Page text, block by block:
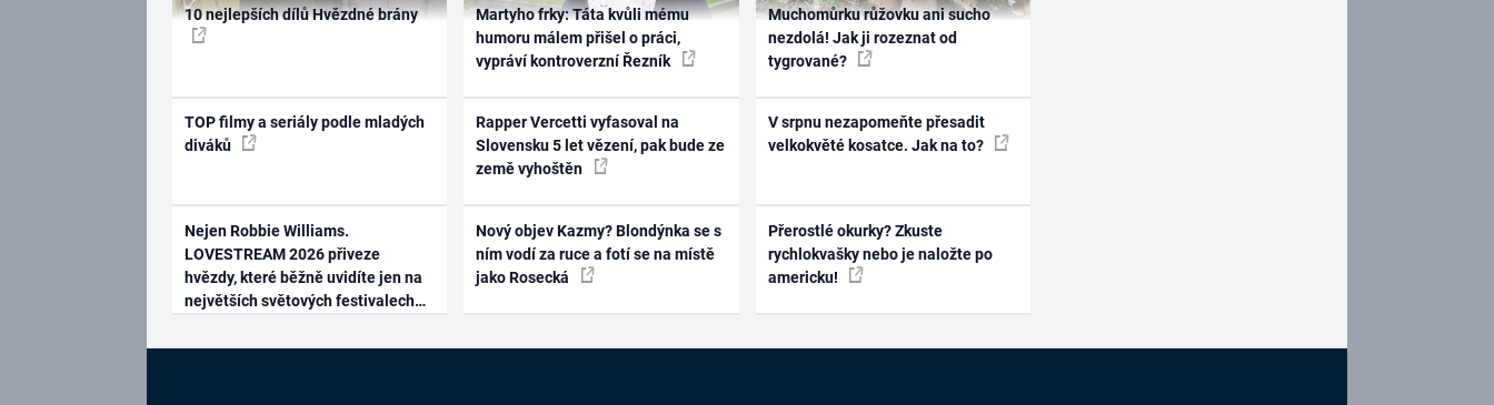
10 nejlepších dílů Hvězdné brány
TOP filmy a seriály podle mladých
diváků
Nejen Robbie Williams.
LOVESTREAM 2026 přiveze
hvězdy, které běžně uvidíte jen na
největších světových festivalech
Martyho frky: Táta kvůli mému
humoru málem přišel o práci,
vypráví kontroverzní Řezník
Rapper Vercetti vyfasoval na
Slovensku 5 let vězení, pak bude ze
země vyhoštěn
Nový objev Kazmy? Blondýnka se s
ním vodí za ruce a fotí se na místě
jako Rosecká
Muchomůrku růžovku ani sucho
nezdolá! Jak ji rozeznat od
tygrované?
V srpnu nezapomeňte přesadit
velkokvěté kosatce. Jak na to?
Přerostlé okurky? Zkuste
rychlokvašky nebo je naložte po
americku!